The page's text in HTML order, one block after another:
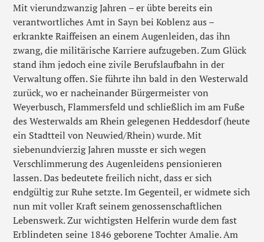
Mit vierundzwanzig Jahren – er übte bereits ein
verantwortliches Amt in Sayn bei Koblenz aus –
erkrankte Raiffeisen an einem Augenleiden, das ihn
zwang, die militärische Karriere aufzugeben. Zum Glück
stand ihm jedoch eine zivile Berufslaufbahn in der
Verwaltung offen. Sie führte ihn bald in den Westerwald
zurück, wo er nacheinander Bürgermeister von
Weyerbusch, Flammersfeld und schließlich im am Fuße
des Westerwalds am Rhein gelegenen Heddesdorf (heute
ein Stadtteil von Neuwied/Rhein) wurde. Mit
siebenundvierzig Jahren musste er sich wegen
Verschlimmerung des Augenleidens pensionieren
lassen. Das bedeutete freilich nicht, dass er sich
endgültig zur Ruhe setzte. Im Gegenteil, er widmete sich
nun mit voller Kraft seinem genossenschaftlichen
Lebenswerk. Zur wichtigsten Helferin wurde dem fast
Erblindeten seine 1846 geborene Tochter Amalie. Am